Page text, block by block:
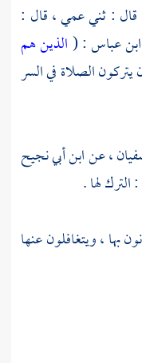
قال : ثني عمي ، قال :
ابن عباس: (الذين هم
يتركون الصلاة في السر
،عنابن أبي نجيح
لها .
بها ، ويتغافلون عنها